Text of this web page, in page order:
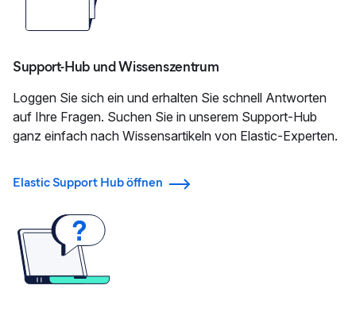
Support-Hub und Wissenszentrum
Loggen Sie sich ein und erhalten Sie schnell Antworten
auf Ihre Fragen. Suchen Sie in unserem Support-Hub
ganz einfach nach Wissensartikeln von Elastic-Experten.
Elastic Support Hub öffnen